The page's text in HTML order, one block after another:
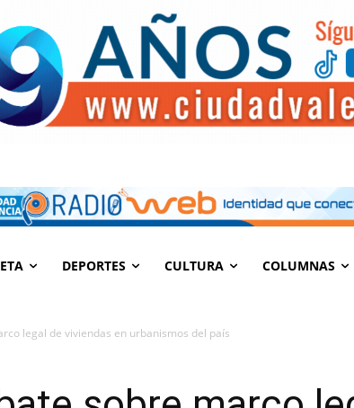
DEPORTES CULTURA COLUMNAS
legal de viviendas en urbanismos del país